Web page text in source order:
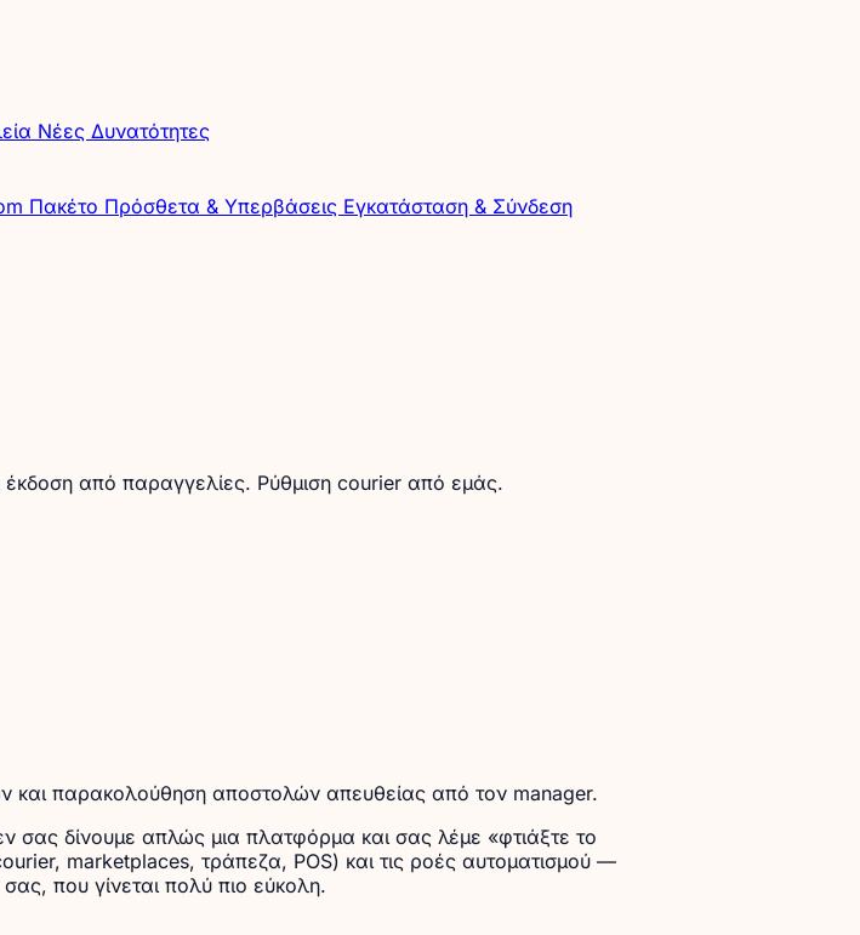
Νέες Δυνατότητες
Πακέτο Πρόσθετα & Υπερβάσεις Εγκατάσταση & Σύνδεση
από παραγγελίες. Ρύθμιση courier από εμάς.
και παρακολούθηση αποστολών απευθείας από τον manager.
σας δίνουμε απλώς μια πλατφόρμα και σας λέμε «φτιάξτε το
marketplaces, τράπεζα, POS) και τις ροές αυτοματισμού —
που γίνεται πολύ πιο εύκολη.